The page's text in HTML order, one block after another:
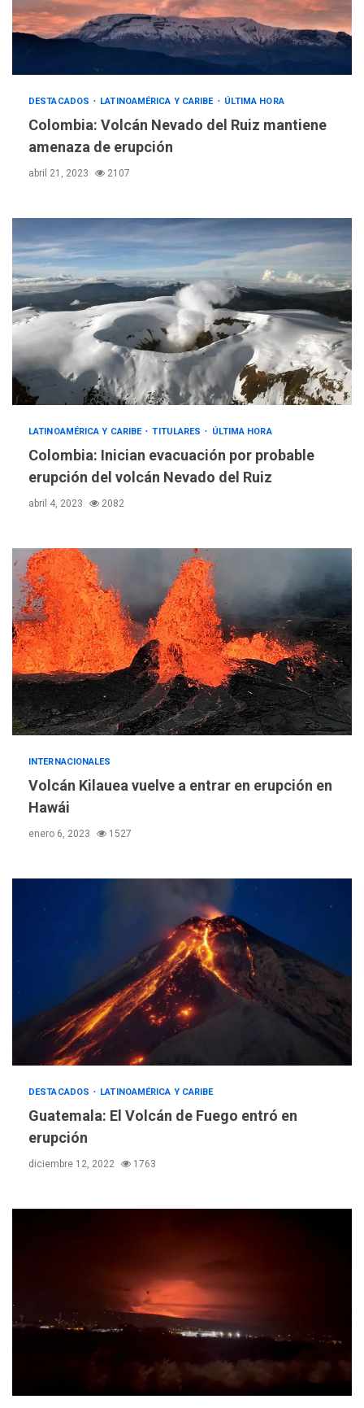
DESTACADOS LATINOAMÉRICA Y CARIBE ÚLTIMA HORA
Colombia: Volcán Nevado del Ruiz mantiene
amenaza de erupción
abril 21, 2023 2107
LATINOAMÉRICA Y CARIBE TITULARES ÚLTIMA HORA
Colombia: Inician evacuación por probable
erupción del volcán Nevado del Ruiz
abril 4, 2023 2082
INTERNACIONALES
Volcán Kilauea vuelve a entrar en erupción en
Hawái
enero 6, 2023 1527
DESTACADOS LATINOAMÉRICA Y CARIBE
Guatemala: El Volcán de Fuego entró en
erupción
diciembre 12, 2022 1763
Libertad plena para jueza
María Lourdes Afiuni
ÚLTIMA HORA
España impone controles
fronterizos a Italia